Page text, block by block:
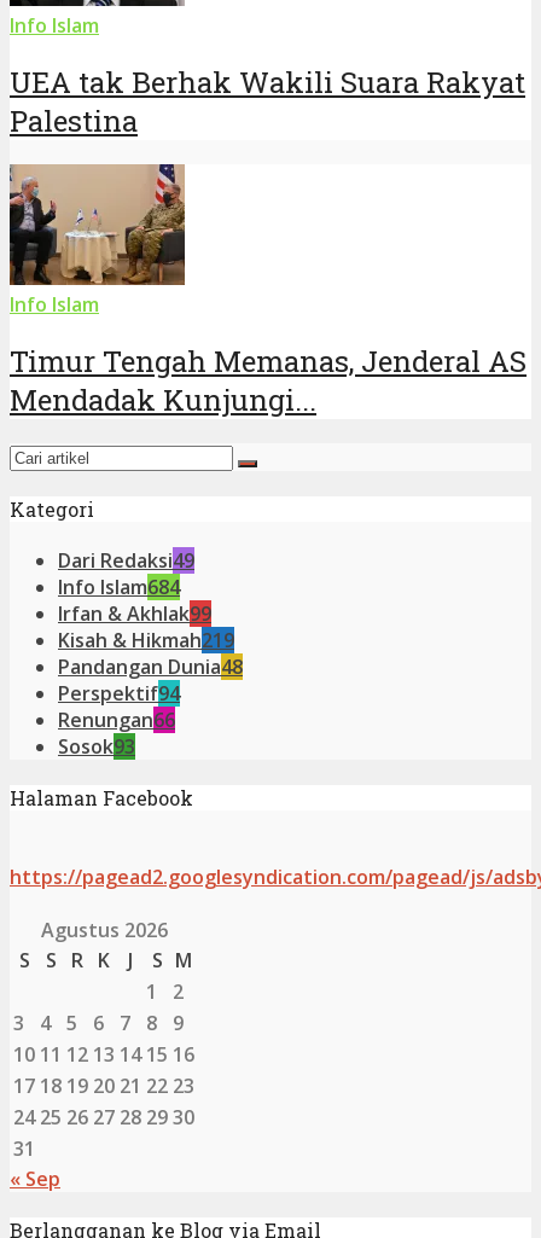
Info Islam
UEA tak Berhak Wakili Suara Rakyat
Palestina
Info Islam
Timur Tengah Memanas, Jenderal AS
Mendadak Kunjungi...
Kategori
Dari Redaksi49
Info Islam684
Irfan & Akhlak99
Kisah & Hikmah219
Pandangan Dunia48
Perspektif94
Renungan66
Sosok93
Halaman Facebook
https://pagead2.googlesyndication.com/pagead/js/
Agustus 2026
S
S R K J S M
1
2
3
4 5 6 7 8
9
10 11 12 13 14 15 16
17 18 19 20 21 22 23
24 25 26 27 28 2930
31
« Sep
Berlangganan ke Blog via Email